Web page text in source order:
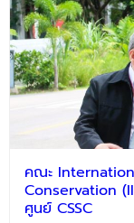
คณะ
Conservation
ศูนย์ CSSC